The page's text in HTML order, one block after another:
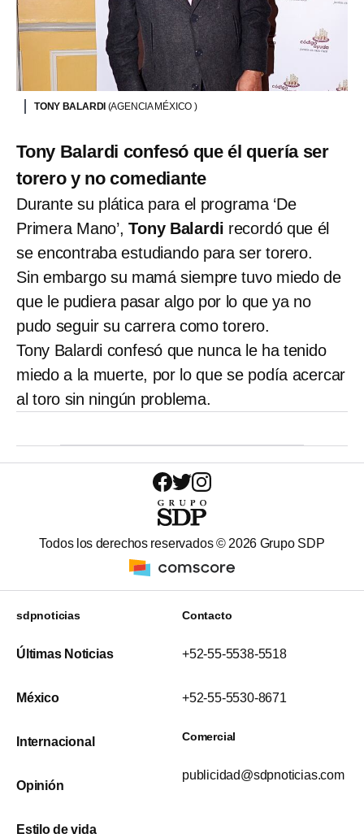
TONY BALARDI (AGENCIA MÉXICO )
Tony Balardi confesó que él quería ser
torero y no comediante
Durante su plática para el programa ‘De
Primera Mano’,Tony Balardi recordó que él
se encontraba estudiando para ser torero.
Sin embargo su mamá siempre tuvo miedo de
que le pudiera pasar algo por lo que ya no
pudo seguir su carrera como torero.
Tony Balardi confesó que nunca le ha tenido
miedo a la muerte, por lo que se podía acercar
al toro sin ningún problema.
Todos los derechos reservados © 2026 Grupo SDP
sdpnoticias
Últimas Noticias
México
Internacional
Opinión
Estilo de vida
Contacto
+52-55-5538-5518
+52-55-5530-8671
Comercial
publicidad@sdpnoticias.com